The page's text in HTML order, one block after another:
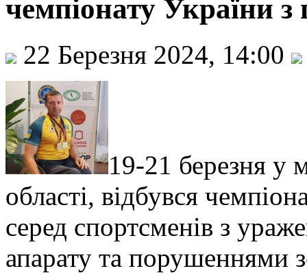
чемпіонату України з
22 Березня 2024, 14:00
19-21 березня у
області, відбувся
серед спортсменів з
апарату та порушеннями